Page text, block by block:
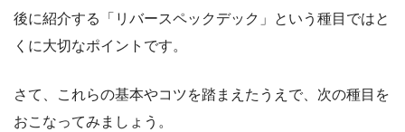
後に紹介する「リバースペックデック」という種目ではと
くに大切なポイントです。
さて、これらの基本やコツを踏まえたうえで、次の種目を
おこなってみましょう。